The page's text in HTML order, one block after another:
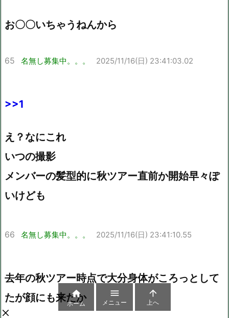
お〇〇いちゃうねんから
65 名無し募集中。。。 2025/11/16(日) 23:41:03.02
>>1
え？なにこれ
いつの撮影
メンバーの髪型的に秋ツアー直前か開始早々ぽ
いけども
66 名無し募集中。。。 2025/11/16(日) 23:41:10.55
去年の秋ツアー時点で大分身体がころっとして
たが顔にも来たか

ホーム

メニュー

上へ